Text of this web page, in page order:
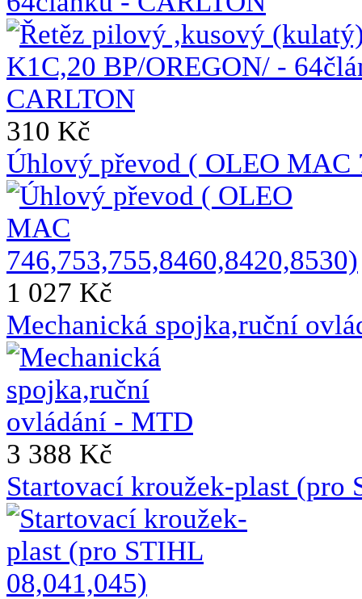
310 Kč
Úhlový převod ( OLEO MAC
1 027 Kč
Mechanická spojka,ruční
3 388 Kč
Startovací kroužek-plast (pro